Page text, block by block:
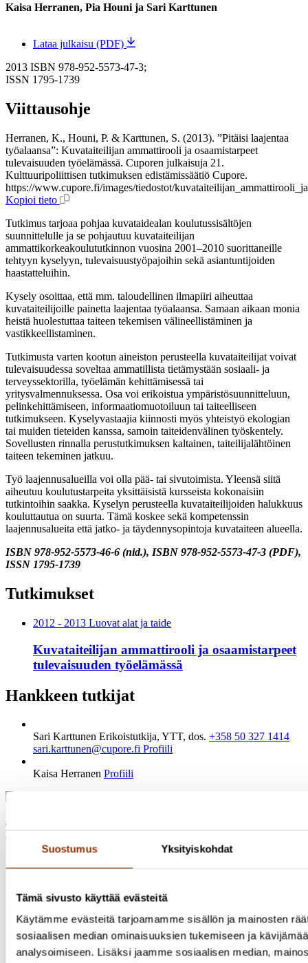
Suostumus Yksityiskohdat
Tämä sivusto käyttää evästeitä
Käytämme evästeitä tarjoamamme sisällön ja mainosten
sosiaalisen median ominaisuuksien tukemiseen ja
analysoimiseen. Lisäksi jaamme sosiaalisen median,
Kaisa Herranen, Pia Houni ja Sari Karttunen
Lataa julkaisu (PDF)
2013 ISBN 978-952-5573-47-3;
ISSN 1795-1739
Viittausohje
Herranen, K., Houni, P. & Karttunen, S. (2013). ”Pitäisi laajentaa
työalaansa”: Kuvataiteilijan ammattirooli ja osaamistarpeet
tulevaisuuden työelämässä. Cuporen julkaisuja 21.
Kulttuuripoliittisen tutkimuksen edistämissäätiö Cupore.
https://www.cupore.fi/images/tiedostot/
Kopioi tieto
Tutkimus tarjoaa pohjaa kuvataidealan koulutussisältöjen
suunnittelulle ja se pohjautuu kuvataiteilijan
ammattikorkeakoulututkinnon vuosina 2001–2010 suorittaneille
tehtyyn kyselyyn, tulevaisuustyöpajoihin sekä asiantuntijoiden
haastatteluihin.
Kysely osoittaa, että mm. taloudellinen ilmapiiri aiheuttaa
kuvataiteilijoille painetta laajentaa työalaansa. Samaan aikaan monia
heistä huolestuttaa taiteen tekemisen välineellistäminen ja
vastikkeellistaminen.
Tutkimusta varten kootun aineiston perusteella kuvataiteilijat voivat
tulevaisuudessa soveltaa ammatillista tietämystään sosiaali- ja
terveyssektorilla, työelämän kehittämisessä tai
yritysvalmennuksessa. Osa voi erikoistua ympäristösuunnitteluun,
pelinkehittämiseen, informaatiomuotoiluun tai taiteelliseen
tutkimukseen. Kyselyvastaajia kiinnosti myös yhteistyö ekologian
tai muiden tieteiden kanssa, samoin taiteidenvälinen työskentely.
Sovellusten rinnalla perustutkimuksen kaltainen, taiteilijalähtöinen
taiteen tekeminen jatkuu.
Työ laajennusalueilla voi olla pää- tai sivutoimista. Yleensä siitä
aiheutuu koulutustarpeita yksittäisistä kursseista kokonaisiin
tutkintoihin saakka. Kyselyn perusteella kuvataiteilijoiden halukkuus
kouluttautua on suurta. Tämä koskee sekä kompetenssin
laajennusalueita että jatko- ja täydennysopintoja kuvataiteen alueella.
ISBN 978-952-5573-46-6 (nid.), ISBN 978-952-5573-47-3 (PDF),
ISSN 1795-1739
Tutkimukset
2012 - 2013 Luovat alat ja taide
Kuvataiteilijan ammattirooli ja osaamistarpeet
tulevaisuuden työelämässä
Hankkeen tutkijat
Sari Karttunen Erikoistutkija, YTT, dos. +358 50 327 1414
sari.karttunen@cupore.fi Profiili
Kaisa Herranen Profiili
Sähköposti:
Puhelin:
Y-tunnus: 1771249-3